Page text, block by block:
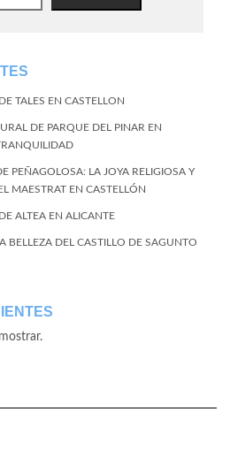
TALES EN CASTELLON
DE PARQUE DEL PINAR EN
PEÑAGOLOSA: LA JOYA RELIGIOSA Y
MAESTRAT EN CASTELLÓN
ALTEA EN ALICANTE
BELLEZA DEL CASTILLO DE SAGUNTO